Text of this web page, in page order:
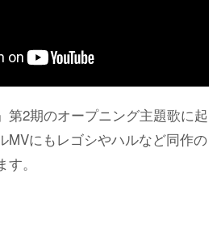
第2期のオープニング主題歌に起
MVにもレゴシやハルなど同作の
。